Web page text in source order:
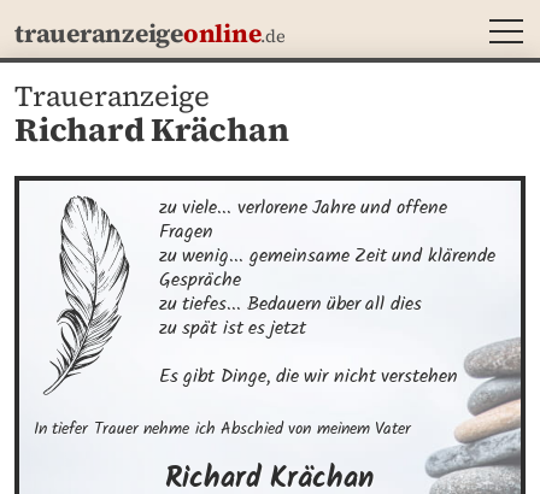
traueranzeigeonline.de
Traueranzeige
Richard Krächan
zu viele... verlorene Jahre und offene
Fragen
zu wenig... gemeinsame Zeit und klärende
Gespräche
zu tiefes... Bedauern über all dies
zu spät ist es jetzt
Es gibt Dinge, die wir nicht verstehen
In tiefer Trauer nehme ich Abschied von meinem Vater
RichardKrächan